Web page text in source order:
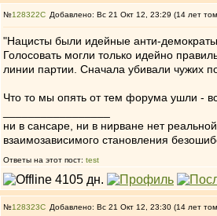
№128322 Добавлено: Вс 21 Окт 12, 23:29 (14 лет
"Нацисты были идейные анти-
Голосовать могли только идейно
линии партии. Сначала убивали чужих
Что то мы опять от тем форума ушли -
ни в сансаре, ни в нирване нет
взаимозависимого становления
Ответы на этот пост: test
№128323 Добавлено: Вс 21 Окт 12, 23:30 (14 лет